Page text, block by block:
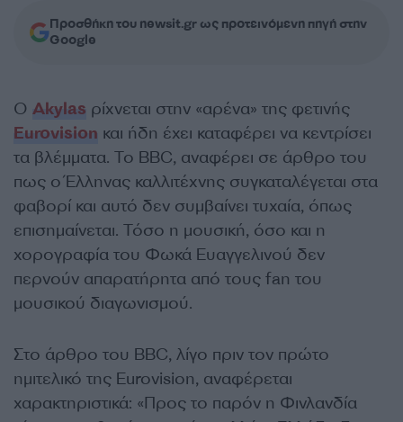
Προσθήκη του newsit.gr ως προτεινόμενη πηγή στην
Google
Ο Akylas ρίχνεται στην «αρένα» της φετινής
Eurovision και ήδη έχει καταφέρει να κεντρίσει
τα βλέμματα. Το BBC, αναφέρει σε άρθρο του
πως ο Έλληνας καλλιτέχνης συγκαταλέγεται στα
φαβορί και αυτό δεν συμβαίνει τυχαία, όπως
επισημαίνεται. Τόσο η μουσική, όσο και η
χορογραφία του Φωκά Ευαγγελινού δεν
περνούν απαρατήρητα από τους fan του
μουσικού διαγωνισμού.
Στο άρθρο του BBC, λίγο πριν τον πρώτο
ημιτελικό της Eurovision, αναφέρεται
χαρακτηριστικά: «Προς το παρόν η Φινλανδία